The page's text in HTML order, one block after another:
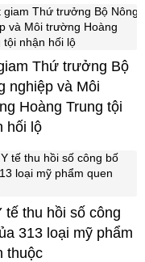
Thứ trưởng Bộ
nghiệp và Môi
Hoàng Trung tội
hối lộ
tế thu hồi số công
313 loại mỹ phẩm
thuộc